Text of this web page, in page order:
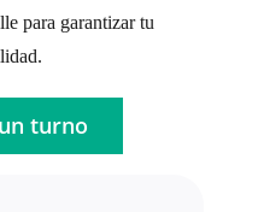
para garantizar tu
turno